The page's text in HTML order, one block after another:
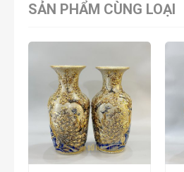
SẢN PHẨM CÙNG LOẠI